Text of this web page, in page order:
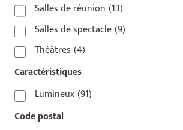
Salles de réunion (13)
Salles de spectacle(9)
Théâtres (4)
Caractéristiques
Lumineux(91)
Code postal